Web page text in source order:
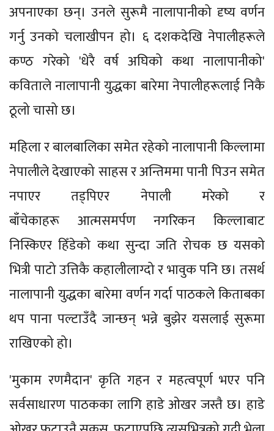
अपनाएका छन्। उनले सुरूमै नालापानीको दृष्य वर्णन
गर्नु उनको चलाखीपन हो। ६ दशकदेखि नेपालीहरूले
कण्ठ गरेको 'धेरै वर्ष अघिको कथा नालापानीको'
कविताले नालापानी युद्धका बारेमा नेपालीहरूलाई निकै
ठूलो चासो छ।
महिला र बालबालिका समेत रहेको नालापानी किल्लामा
नेपालीले देखाएको साहस र अन्तिममा पानी पिउन समेत
नपाएर तड्पिएर नेपाली मरेको र
बाँचेकाहरू आत्मसमर्पण नगरिकन किल्लाबाट
निस्किएर हिँडेको कथा सुन्दा जति रोचक छ यसको
भित्री पाटो उत्तिकै कहालीलाग्दो र भावुक पनि छ। तसर्थ
नालापानी युद्धका बारेमा वर्णन गर्दा पाठकले किताबका
थप पाना पल्टाउँदै जान्छन् भन्ने बुझेर यसलाई सुरूमा
राखिएको हो।
'मुकाम रणमैदान' कृति गहन र महत्वपूर्ण भएर पनि
सर्वसाधारण पाठकका लागि हाडे ओखर जस्तै छ। हाडे